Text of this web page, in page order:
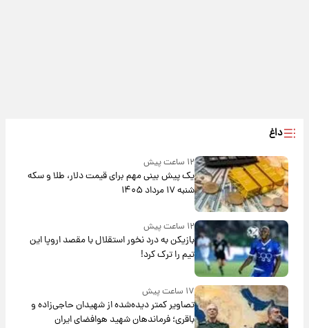
داغ
۱۲ ساعت پیش
یک پیش ‌بینی مهم برای قیمت دلار، طلا و سکه
شنبه ۱۷ مرداد ۱۴۰۵
۱۲ ساعت پیش
بازیکن به درد نخور استقلال با مقصد اروپا این
تیم را ترک کرد!
۱۷ ساعت پیش
تصاویر کمتر دیده‌شده از شهیدان حاجی‌زاده و
باقری؛ فرماندهان شهید هوافضای ایران